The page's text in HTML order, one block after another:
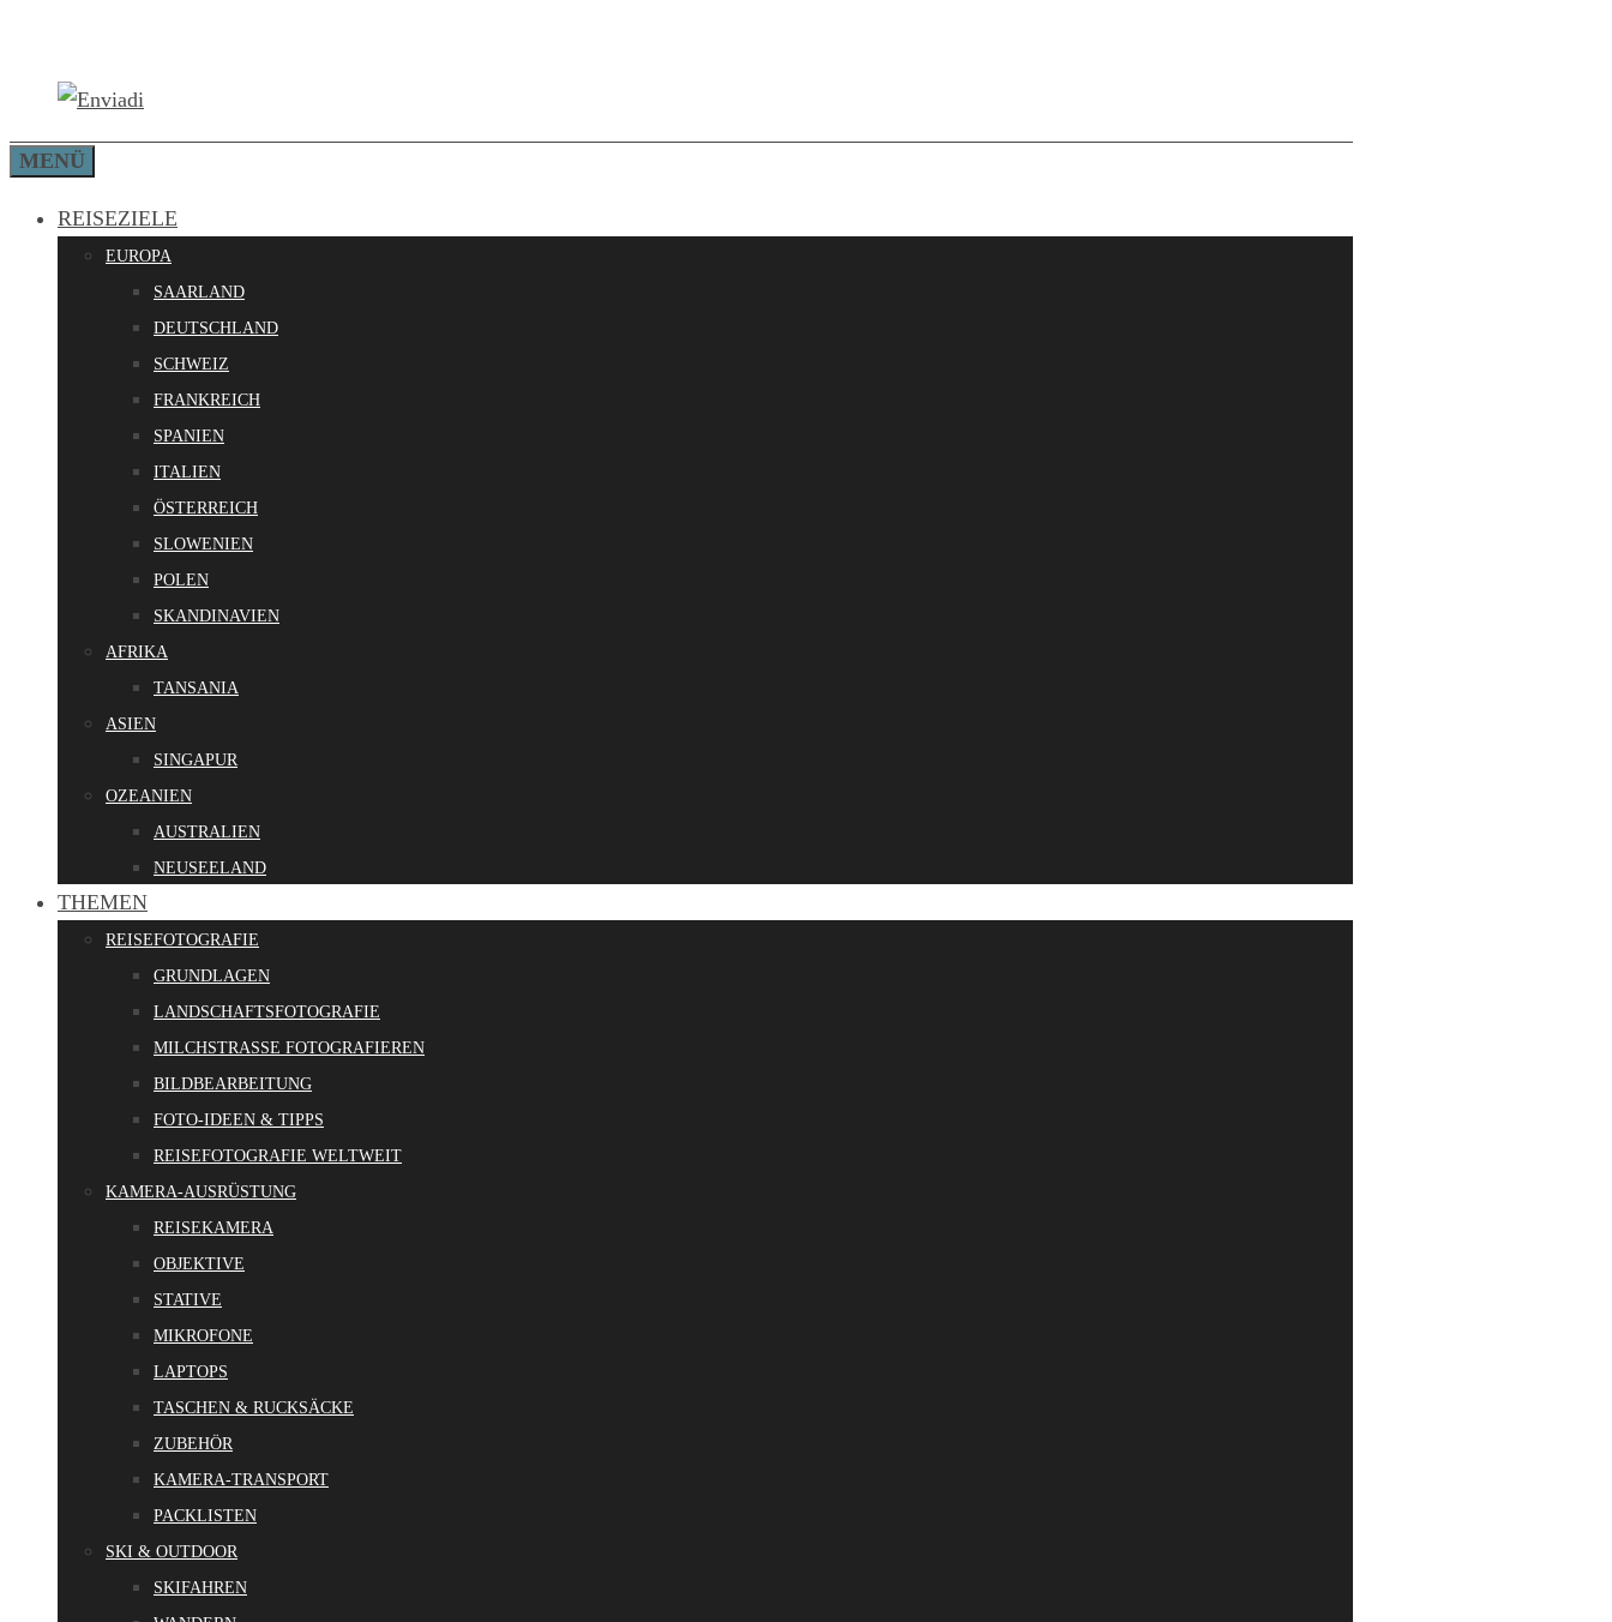
springen
MENÜ
REISEZIELE
EUROPA
SAARLAND
DEUTSCHLAND
SCHWEIZ
FRANKREICH
SPANIEN
ITALIEN
ÖSTERREICH
SLOWENIEN
POLEN
SKANDINAVIEN
AFRIKA
TANSANIA
ASIEN
SINGAPUR
OZEANIEN
AUSTRALIEN
NEUSEELAND
THEMEN
REISEFOTOGRAFIE
GRUNDLAGEN
LANDSCHAFTSFOTOGRAFIE
MILCHSTRASSE FOTOGRAFIEREN
BILDBEARBEITUNG
FOTO-IDEEN & TIPPS
REISEFOTOGRAFIE WELTWEIT
KAMERA-AUSRÜSTUNG
REISEKAMERA
OBJEKTIVE
STATIVE
MIKROFONE
LAPTOPS
TASCHEN & RUCKSÄCKE
ZUBEHÖR
KAMERA-TRANSPORT
PACKLISTEN
SKI & OUTDOOR
SKIFAHREN